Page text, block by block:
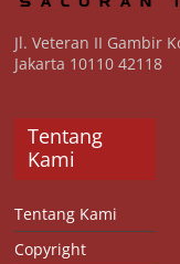
Jl. Veteran II Gambir
Jakarta 10110 42118
Tentang
Kami
Tentang Kami
Copyright